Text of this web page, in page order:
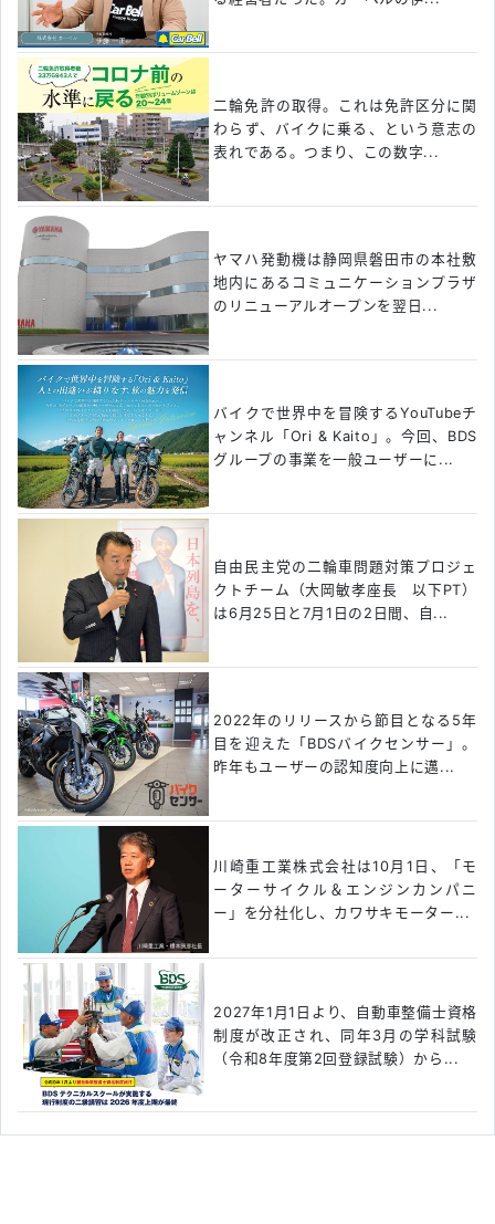
二輪免許の取得。これは免許区分に関
わらず、バイクに乗る、という意志の
表れである。つまり、この数字...
ヤマハ発動機は静岡県磐田市の本社敷
地内にあるコミュニケーションプラザ
のリニューアルオープンを翌日...
バイクで世界中を冒険するYouTubeチ
ャンネル「Ori & Kaito」。今回、BDS
グループの事業を一般ユーザーに...
自由民主党の二輪車問題対策プロジェ
クトチーム（大岡敏孝座長 以下PT）
は6月25日と7月1日の2日間、自...
2022年のリリースから節目となる5年
目を迎えた「BDSバイクセンサー」。
昨年もユーザーの認知度向上に邁...
川崎重工業株式会社は10月1日、「モ
ーターサイクル＆エンジンカンパニ
ー」を分社化し、カワサキモーター...
2027年1月1日より、自動車整備士資格
制度が改正され、同年3月の学科試験
（令和8年度第2回登録試験）から...